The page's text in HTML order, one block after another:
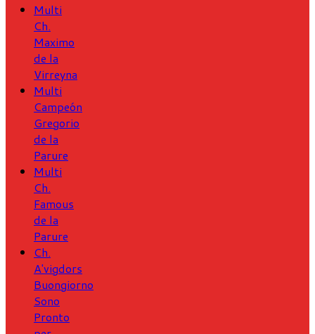
Multi
Ch.
Maximo
de la
Virreyna
Multi
Campeón
Gregorio
de la
Parure
Multi
Ch.
Famous
de la
Parure
Ch.
A'vigdors
Buongiorno
Sono
Pronto